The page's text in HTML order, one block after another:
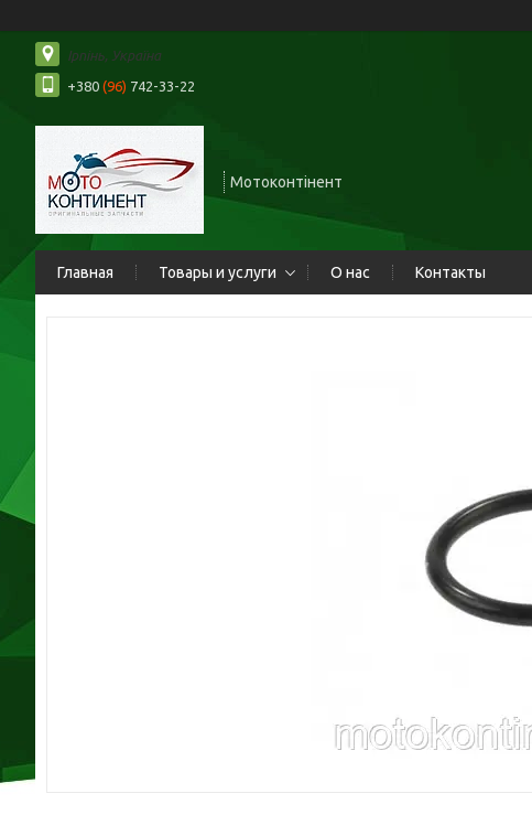
Ірпінь, Україна
+380 (96) 742-33-22
Мотоконтінент
Главная Товары и услуги О нас Контакты